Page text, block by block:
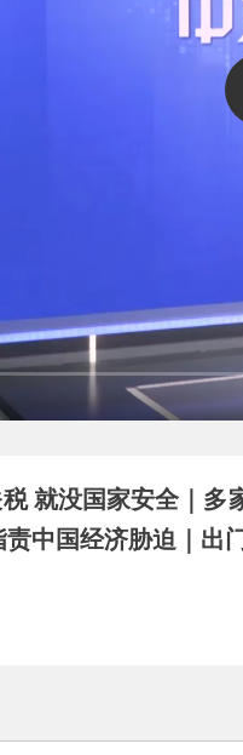
就没国家安全｜
中国经济胁迫｜出